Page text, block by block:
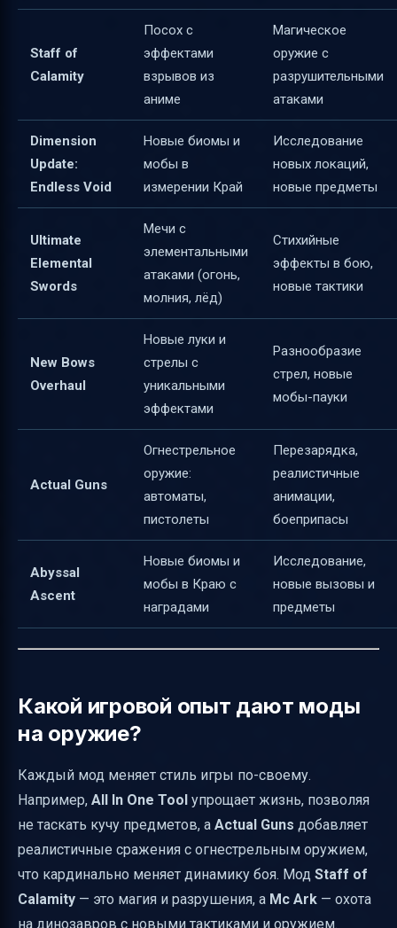
Staff of
Calamity
Посох с
эффектами
взрывов из
аниме
Магическое
оружие с
разрушительными
атаками
Dimension
Update:
Endless Void
Новые биомы и
мобы в
измерении Край
Исследование
новых локаций,
новые предметы
Ultimate
Elemental
Swords
Мечи с
элементальными
атаками (огонь,
молния, лёд)
Стихийные
эффекты в бою,
новые тактики
New Bows
Overhaul
Новые луки и
стрелы с
уникальными
эффектами
Разнообразие
стрел, новые
мобы-пауки
Actual Guns
Огнестрельное
оружие:
автоматы,
пистолеты
Перезарядка,
реалистичные
анимации,
боеприпасы
Abyssal
Ascent
Новые биомы и
мобы в Краю с
наградами
Исследование,
новые вызовы и
предметы
Какой игровой опыт дают моды
на оружие?
Каждый мод меняет стиль игры по-своему.
Например, All In One Tool упрощает жизнь, позволяя
не таскать кучу предметов, а Actual Guns добавляет
реалистичные сражения с огнестрельным оружием,
что кардинально меняет динамику боя. Мод Staff of
Calamity — это магия и разрушения, а Mc Ark — охота
на динозавров с новыми тактиками и оружием.